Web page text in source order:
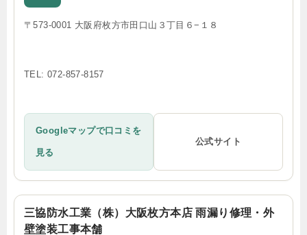
〒573-0001 大阪府枚方市田口山３丁目６−１８
TEL: 072-857-8157
Googleマップで口コミを
見る
公式サイト
三協防水工業（株）大阪枚方本店 雨漏り修理・外
壁塗装工事本舗